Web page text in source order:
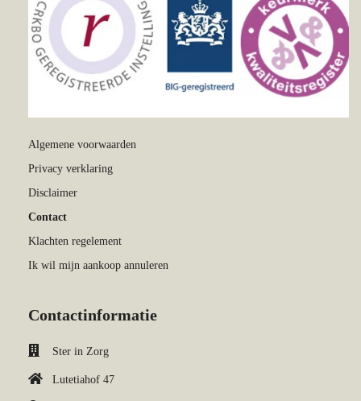
Algemene voorwaarden
Privacy verklaring
Disclaimer
Contact
Klachten regelement
Ik wil mijn aankoop annuleren
Contactinformatie
Ster in Zorg
Lutetiahof 47